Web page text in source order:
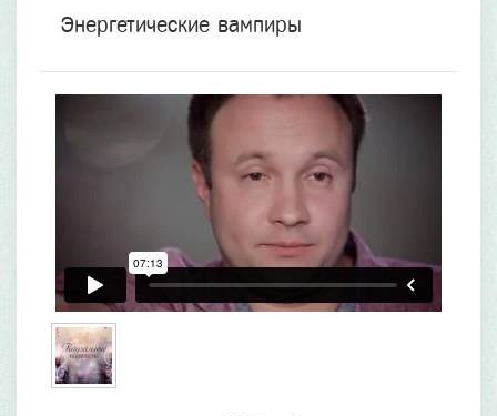
Энергетические вампиры